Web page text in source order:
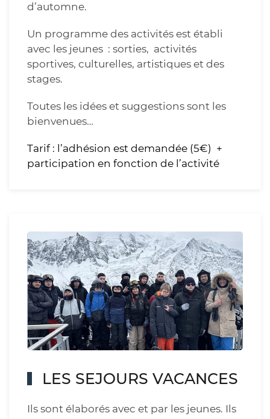
d’automne.
Un programme des activités est établi
avec les jeunes : sorties, activités
sportives, culturelles, artistiques et des
stages.
Toutes les idées et suggestions sont les
bienvenues…
Tarif : l’adhésion est demandée (5€) +
participation en fonction de l’activité
LES SEJOURS VACANCES
Ils sont élaborés avec et par les jeunes. Ils